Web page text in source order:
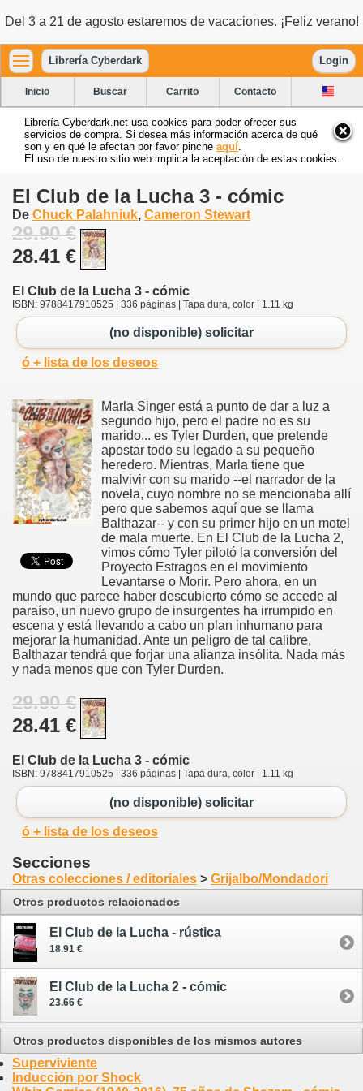
Del 3 a 21 de agosto estaremos de vacaciones. ¡Feliz verano!
Librería Cyberdark Login
Inicio Buscar Carrito Contacto
Librería Cyberdark.net usa cookies para poder ofrecer sus
servicios de compra. Si desea más información acerca de qué
son y en qué le afectan por favor pinche aquí
El uso de nuestro sitio web implica la aceptación de estas cookies.
El Club de la Lucha 3 - cómic
De Chuck Palahniuk, Cameron Stewart
29.90 €
28.41 €
El Club de la Lucha 3 - cómic
ISBN: 9788417910525 | 336 páginas | Tapa dura, color | 1.11 kg
(no disponible) solicitar
ó + lista de los deseos
Marla Singer está a punto de dar a luz a
segundo hijo, pero el padre no es su
marido... es Tyler Durden, que pretende
apostar todo su legado a su pequeño
heredero. Mientras, Marla tiene que
malvivir con su marido --el narrador de la
novela, cuyo nombre no se mencionaba allí
pero que sabemos aquí que se llama
Balthazar-- y con su primer hijo en un motel
de mala muerte. En El Club de la Lucha 2,
vimos cómo Tyler pilotó la conversión del
Proyecto Estragos en el movimiento
Levantarse o Morir. Pero ahora, en un
mundo que parece haber descubierto cómo se accede al
paraíso, un nuevo grupo de insurgentes ha irrumpido en
escena y está llevando a cabo un plan inhumano para
mejorar la humanidad. Ante un peligro de tal calibre,
Balthazar tendrá que forjar una alianza insólita. Nada más
y nada menos que con Tyler Durden.
29.90 €
28.41 €
El Club de la Lucha 3 - cómic
ISBN: 9788417910525 | 336 páginas | Tapa dura, color | 1.11 kg
(no disponible) solicitar
ó + lista de los deseos
Secciones
Otras colecciones / editoriales > Grijalbo/Mondadori
Otros productos relacionados
El Club de la Lucha - rústica
18.91 €
El Club de la Lucha 2 - cómic
23.66 €
Otros productos disponibles de los mismos autores
Superviviente
Inducción por Shock